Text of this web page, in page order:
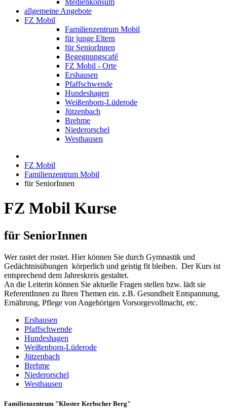
allgemeine Angebote
FZ Mobil
Familienzentrum Mobil
für junge Eltern
für SeniorInnen
Begegnungscafé
FZ Mobil - Orte
Ershausen
Pfaffschwende
Hundeshagen
Weißenborn-Lüderode
Jützenbach
Brehme
Niederorschel
Westhausen
FZ Mobil
Familienzentrum Mobil
für SeniorInnen
FZ Mobil Kurse
für SeniorInnen
Wer rastet der rostet. Hier können Sie durch Gymnastik und
Gedächtnisübungen körperlich und geistig fit bleiben. Der Kurs ist
entsprechend dem Jahreskreis gestaltet.
An die Leiterin können Sie aktuelle Fragen stellen bzw. lädt sie
ReferentInnen zu Ihren Themen ein. z.B. Gesundheit Entspannung,
Ernährung, Pflege von Angehörigen Vorsorgevollmacht, etc.
Ershausen
Pfaffschwende
Hundeshagen
Weißenborn-Lüderode
Jützenbach
Brehme
Niederorschel
Westhausen
Familienzentrum "Kloster Kerbscher Berg"